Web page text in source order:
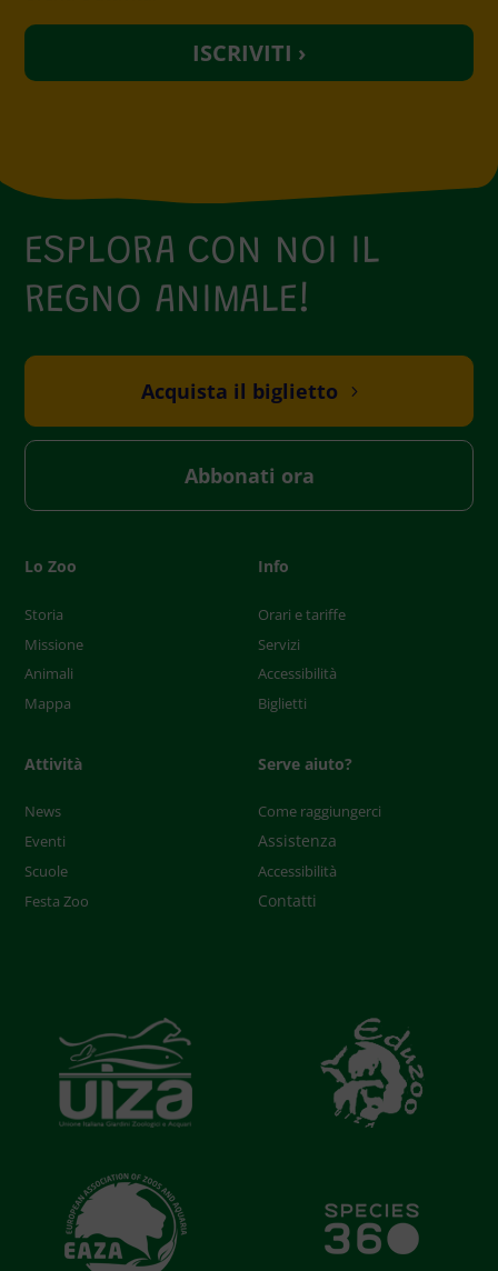
v
t
f
e
l
d
y
.
Lo Zoo
Storia
Missione
Animali
Mappa
Info
Orari e tariffe
Servizi
Accessibilità
Biglietti
Attività
News
Eventi
Scuole
Festa Zoo
Serve aiuto?
Come raggiungerci
Assistenza
Accessibilità
Contatti
ESPLORA CON NOI IL
REGNO ANIMALE!
Acquista il biglietto
Abbonati ora